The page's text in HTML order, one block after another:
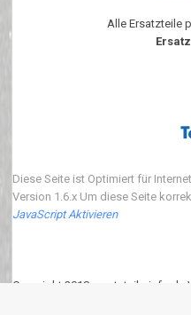
Alle Ersatzteile
Diese Seite ist Optimiert für
Version 1.6.x Um diese Seite
JavaScript Aktivieren
Copyright 2018 ersatzteile-info.de